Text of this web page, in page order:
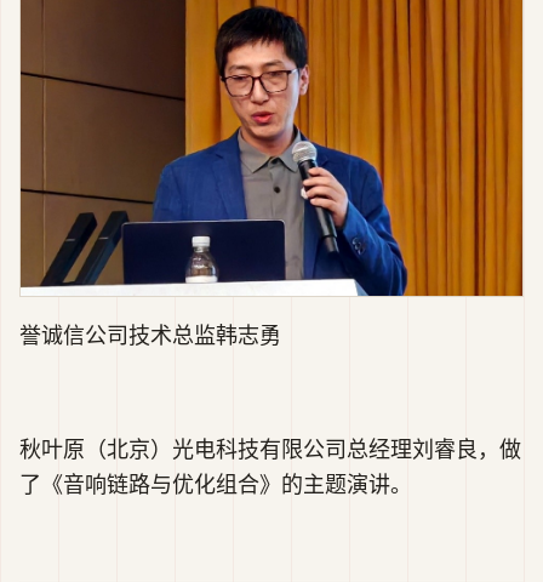
誉诚信公司技术总监韩志勇
秋叶原（北京）光电科技有限公司总经理刘睿良，做
了《音响链路与优化组合》的主题演讲。